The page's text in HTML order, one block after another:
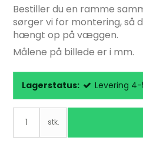
Bestiller du en ramme
sørger vi for montering, så
hængt op på væggen.
Målene på billede er i mm.
Lagerstatus: Levering
stk.